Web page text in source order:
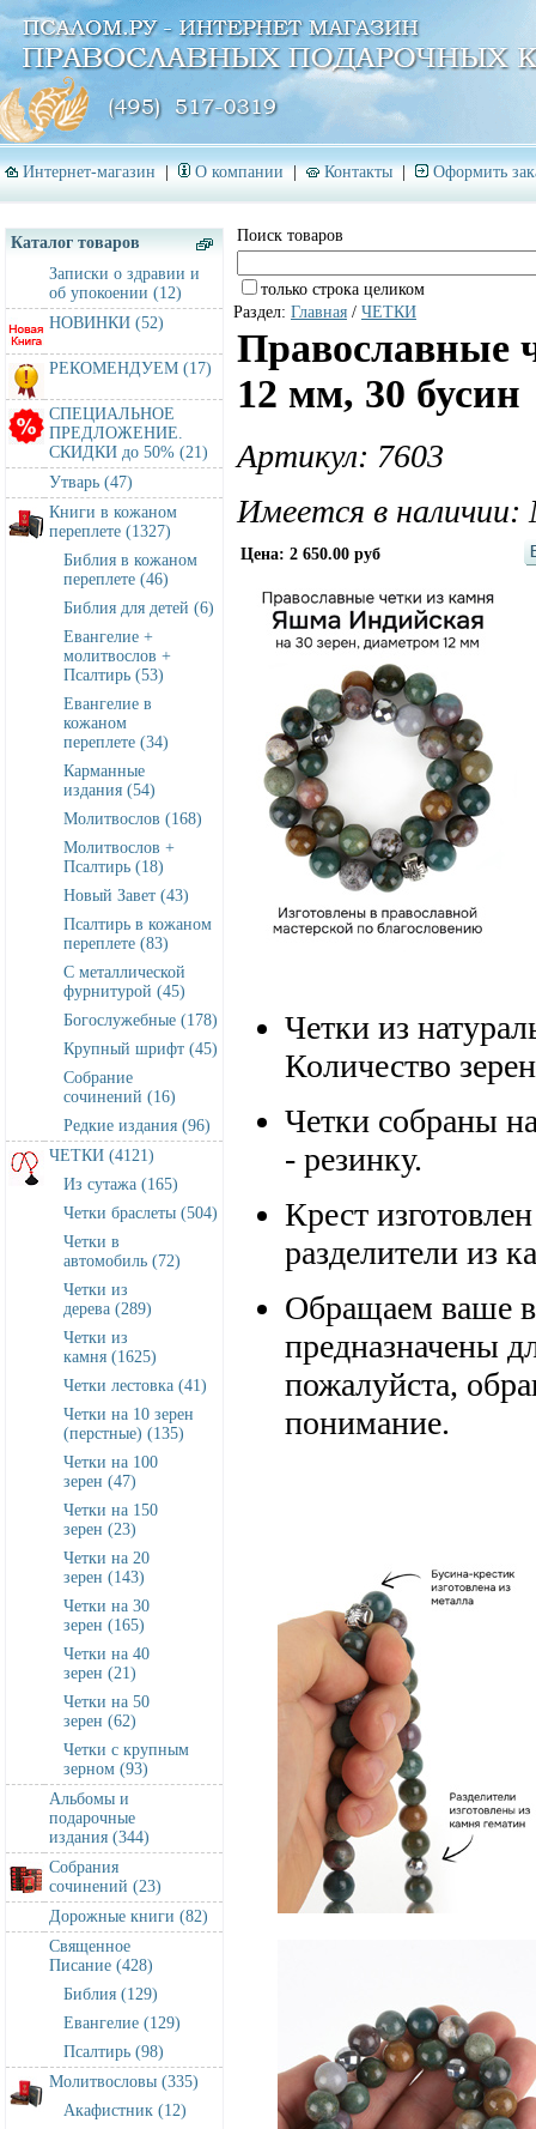
Интернет-магазин | О компании | Контакты | Оформить
Каталог товаров
Записки о здравии и
об упокоении (12)
НОВИНКИ (52)
РЕКОМЕНДУЕМ (17)
СПЕЦИАЛЬНОЕ
ПРЕДЛОЖЕНИЕ.
СКИДКИ до 50% (21)
Утварь (47)
Книги в кожаном
переплете (1327)
Библия в кожаном
переплете (46)
Библия для детей (6)
Евангелие +
молитвослов +
Псалтирь (53)
Евангелие в
кожаном
переплете (34)
Карманные
издания (54)
Молитвослов (168)
Молитвослов +
Псалтирь (18)
Новый Завет (43)
Псалтирь в кожаном
переплете (83)
С металлической
фурнитурой (45)
Богослужебные (178)
Крупный шрифт (45)
Собрание
сочинений (16)
Редкие издания (96)
ЧЕТКИ (4121)
Из сутажа (165)
Четки браслеты (504)
Четки в
автомобиль (72)
Четки из
дерева (289)
Четки из
камня (1625)
Четки лестовка (41)
Четки на 10 зерен
(перстные) (135)
Четки на 100
зерен (47)
Четки на 150
зерен (23)
Четки на 20
зерен (143)
Четки на 30
зерен (165)
Четки на 40
зерен (21)
Четки на 50
зерен (62)
Четки с крупным
зерном (93)
Альбомы и
подарочные
издания (344)
Собрания
сочинений (23)
Дорожные книги (82)
Священное
Писание (428)
Библия (129)
Евангелие (129)
Псалтирь (98)
Молитвословы (335)
Акафистник (12)
Поиск товаров
только строка целиком
Раздел: Главная / ЧЕТКИ
Православные
12 мм, 30 бусин
Артикул: 7603
Имеется в наличии:
Цена: 2 650.00 руб
Четки из
Количество
Четки собраны
- резинку.
Крест
разделители из
Обращаем ваше
предназначены
пожалуйста,
понимание.